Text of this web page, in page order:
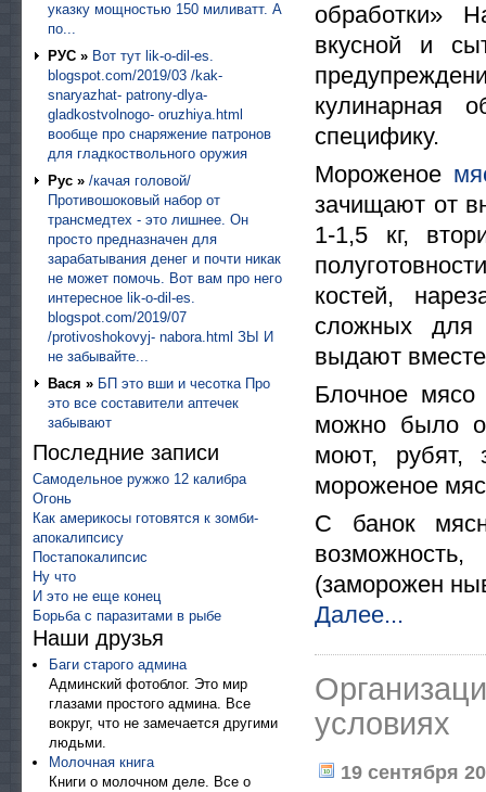
обработки»
вкусной и
кулинарная
специфику.
Мороженое
зачищают от
1-1,5 кг,
костей,
сложных для
выдают
Блочное
можно было
моют, рубят,
мороженое
С банок
(заморожен
Далее...
условиях
19 сентября
указку мощностью 150 миливатт. А
по...
РУС » Вот тут lik-o-dil-es.
blogspot.com/2019/03 /kak-
snaryazhat- patrony-dlya-
gladkostvolnogo- oruzhiya.html
вообще про снаряжение патронов
для гладкоствольного оружия
Рус » /качая головой/
Противошоковый набор от
трансмедтех - это лишнее. Он
просто предназначен для
зарабатывания денег и почти никак
не может помочь. Вот вам про него
интересное lik-o-dil-es.
blogspot.com/2019/07
/protivoshokovyj- nabora.html ЗЫ И
не забывайте...
Вася » БП это вши и чесотка Про
это все составители аптечек
забывают
Последние записи
Самодельное ружжо 12 калибра
Огонь
Как америкосы готовятся к зомби-
апокалипсису
Постапокалипсис
Ну что
И это не еще конец
Борьба с паразитами в рыбе
Наши друзья
Баги старого админа
Админский фотоблог. Это мир
глазами простого админа. Все
вокруг, что не замечается другими
людьми.
Молочная книга
Книги о молочном деле. Все о